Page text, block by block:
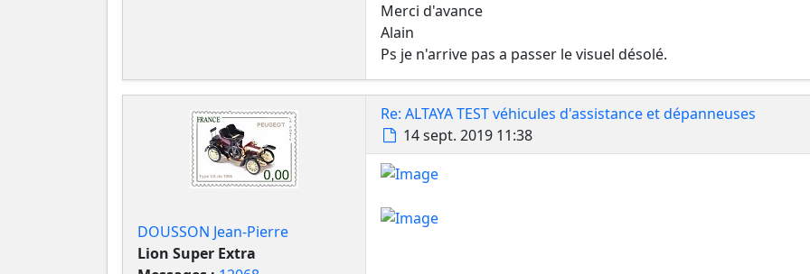
Merci d'avance
Alain
Ps je n'arrive pas a passer le visuel désolé.
DOUSSON Jean-Pierre
Lion Super Extra
Re: ALTAYA TEST véhicules d'assistance et dépanneuses
Message
14 sept. 2019 11:38